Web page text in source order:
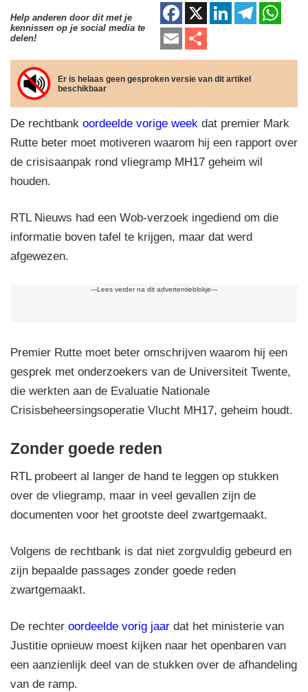
Help anderen door dit met je
kennissen op je social media te
delen!
F
a
c
e
b
o
o
k
X
Li
k
e
dI
n
T
e
a
m
at
A
p
p
E
m
ail
el
e
n
Er is helaas geen gesproken versie van dit artikel
beschikbaar
De rechtbank oordeelde vorige week dat premier Mark
Rutte beter moet motiveren waarom hij een rapport over
de crisisaanpak rond vliegramp MH17 geheim wil
houden.
RTL Nieuws had een Wob-verzoek ingediend om die
informatie boven tafel te krijgen, maar dat werd
afgewezen.
---Lees verder na dit advertentieblokje---
Premier Rutte moet beter omschrijven waarom hij een
gesprek met onderzoekers van de Universiteit Twente,
die werkten aan de Evaluatie Nationale
Crisisbeheersingsoperatie Vlucht MH17, geheim houdt.
Zonder goede reden
RTL probeert al langer de hand te leggen op stukken
over de vliegramp, maar in veel gevallen zijn de
documenten voor het grootste deel zwartgemaakt.
Volgens de rechtbank is dat niet zorgvuldig gebeurd en
zijn bepaalde passages zonder goede reden
zwartgemaakt.
De rechter oordeelde vorig jaar dat het ministerie van
Justitie opnieuw moest kijken naar het openbaren van
een aanzienlijk deel van de stukken over de afhandeling
van de ramp.